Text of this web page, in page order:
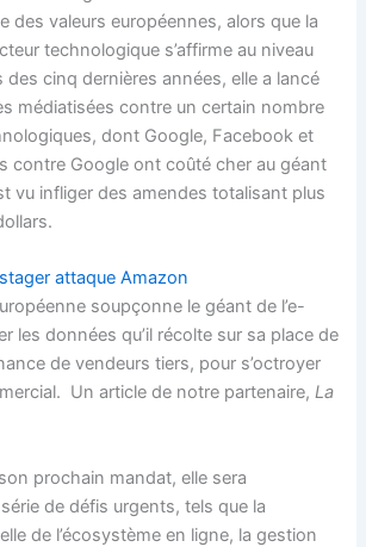
des valeurs européennes, alors que la
technologique s’affirme au niveau
des cinq dernières années, elle a lancé
médiatisées contre un certain nombre
dont Google, Facebook et
contre Google ont coûté cher au géant
vu infliger des amendes totalisant plus
attaque Amazon
soupçonne le géant de l’e-
les données qu’il récolte sur sa place de
de vendeurs tiers, pour s’octroyer
Un article de notre partenaire,La
prochain mandat, elle sera
de défis urgents, tels que la
de l’écosystème en ligne, la gestion